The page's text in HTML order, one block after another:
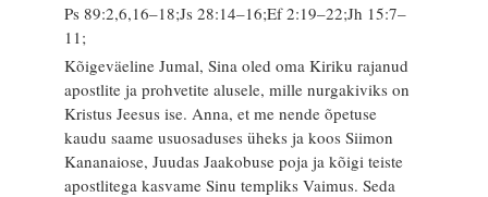
Ps 89:2,6,16–18;Js 28:14–16;Ef 2:19–22;Jh 15:7–
11;
Kõigeväeline Jumal, Sina oled oma Kiriku rajanud
apostlite ja prohvetite alusele, mille nurgakiviks on
Kristus Jeesus ise. Anna, et me nende õpetuse
kaudu saame usuosaduses üheks ja koos Siimon
Kananaiose, Juudas Jaakobuse poja ja kõigi teiste
apostlitega kasvame Sinu templiks Vaimus. Seda